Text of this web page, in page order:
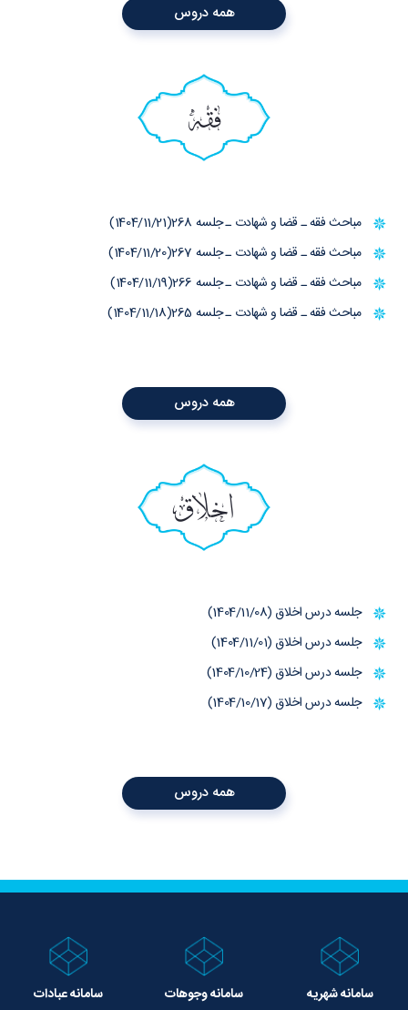
همه دروس
فقه
مباحث فقه ـ قضا و شهادت ـ جلسه 268(1404/11/21)
مباحث فقه ـ قضا و شهادت ـ جلسه 267(1404/11/20)
مباحث فقه ـ قضا و شهادت ـ جلسه 266(1404/11/19)
مباحث فقه ـ قضا و شهادت ـ جلسه 265(1404/11/18)
همه دروس
اخلاق
جلسه درس اخلاق (1404/11/08)
جلسه درس اخلاق (1404/11/01)
جلسه درس اخلاق (1404/10/24)
جلسه درس اخلاق (1404/10/17)
همه دروس
سامانه شهریه سامانه وجوهات سامانه عبادات